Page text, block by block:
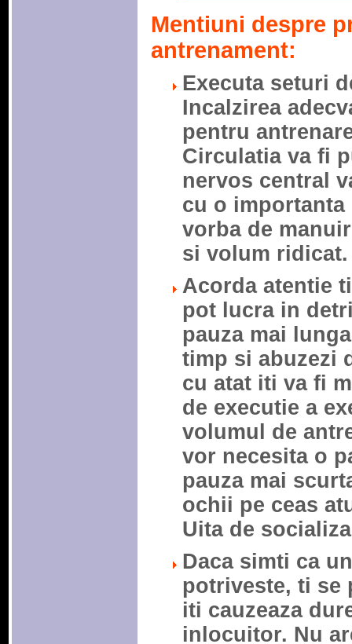
Mentiuni despre
antrenament:
Executa seturi
Incalzirea
pentru
Circulatia va fi
nervos central
cu o
vorba de
si volum ridicat.
Acorda atentie
pot lucra in
pauza mai
timp si abuzezi
cu atat iti va fi
de executie a
volumul de
vor necesita o
pauza mai
ochii pe ceas
Uita de
Daca simti ca
potriveste, ti se
iti cauzeaza
inlocuitor. Nu